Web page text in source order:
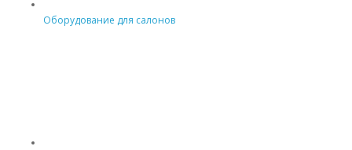
Оборудование для салонов